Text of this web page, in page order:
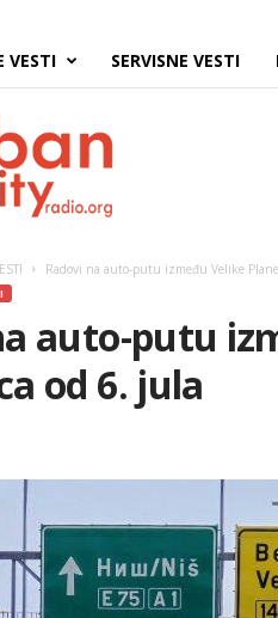
VESTI SERVISNE VESTI
Radovi na auto-putu između Velike
auto-putu
od 6. jula